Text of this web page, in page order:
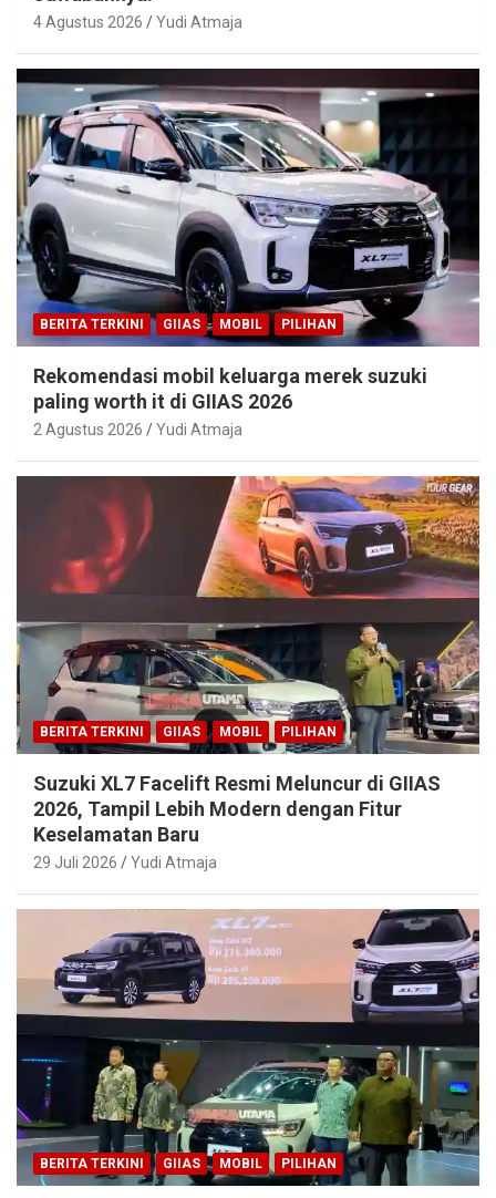
4 Agustus 2026 Yudi Atmaja
BERITA TERKINI GIIAS MOBIL PILIHAN
Rekomendasi mobil keluarga merek suzuki
paling worth it di GIIAS 2026
2 Agustus 2026 Yudi Atmaja
BERITA TERKINI GIIAS MOBIL PILIHAN
Suzuki XL7 Facelift Resmi Meluncur di GIIAS
2026, Tampil Lebih Modern dengan Fitur
Keselamatan Baru
29 Juli 2026 Yudi Atmaja
BERITA TERKINI GIIAS MOBIL PILIHAN